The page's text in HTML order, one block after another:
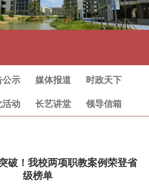
公示 媒体报道 时政天下
活动 长艺讲堂 领导信箱
破！我校两项职教案例荣登省
级榜单